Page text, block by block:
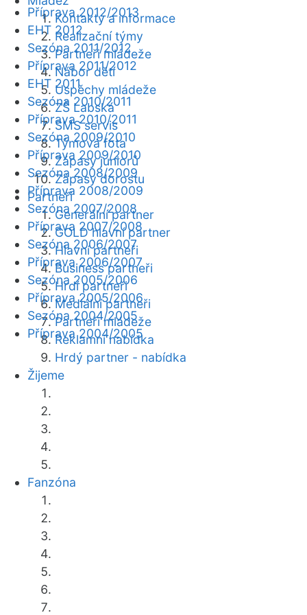
Kontakty a informace
Realizační týmy
Partneři mládeže
Nábor dětí
Úspěchy mládeže
ZŠ Labská
SMS servis
Týmová fota
Zápasy juniorů
Zápasy dorostu
Partneři
Generální partner
GOLD hlavní partner
Hlavní partneři
Business partneři
Hrdí partneři
Mediální partneři
Partneři mládeže
Reklamní nabídka
Hrdý partner - nabídka
Žijeme
Fanzóna
Příprava 2012/2013
EHT 2012
Sezóna 2011/2012
Příprava 2011/2012
EHT 2011
Sezóna 2010/2011
Příprava 2010/2011
Sezóna 2009/2010
Příprava 2009/2010
Sezóna 2008/2009
Příprava 2008/2009
Sezóna 2007/2008
Příprava 2007/2008
Sezóna 2006/2007
Příprava 2006/2007
Sezóna 2005/2006
Příprava 2005/2006
Sezóna 2004/2005
Příprava 2004/2005